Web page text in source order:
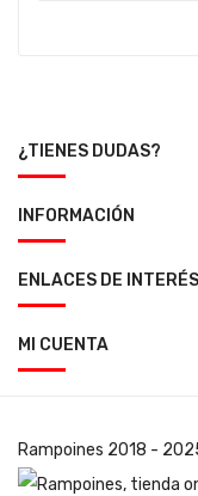
¿TIENES DUDAS?
INFORMACIÓN
ENLACES DE INTERÉS
MI CUENTA
Rampoines 2018 -